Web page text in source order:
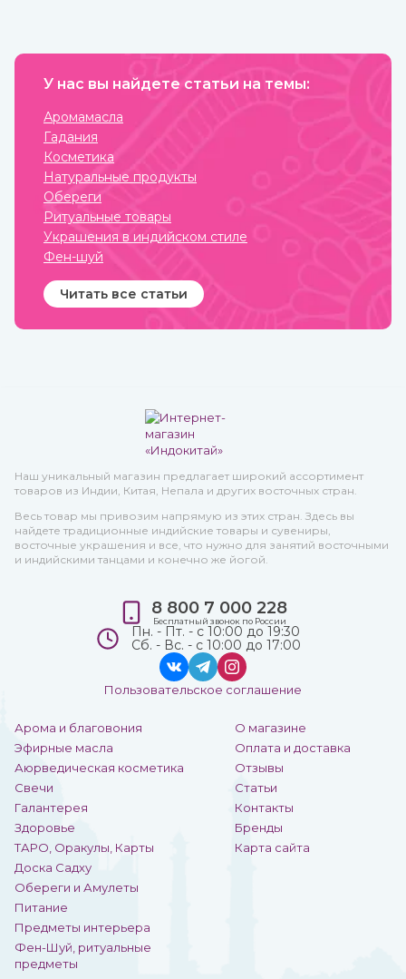
напитают, увлажнят и
не вступает в реакцию с
пригодным в течение
У нас вы найдете статьи на темы:
Аромамасла
Гадания
Косметика
Натуральные продукты
Обереги
Ритуальные товары
Украшения в индийском стиле
Фен-шуй
Читать все статьи
Наш уникальный магазин предлагает широкий ассортимент
товаров из Индии, Китая, Непала и других восточных стран.
Весь товар мы привозим напрямую из этих стран. Здесь вы
найдете традиционные индийские товары и сувениры,
восточные украшения и все, что нужно для занятий восточными
и индийскими танцами и конечно же йогой.
Арома и благовония
Эфирные масла
Аюрведическая косметика
Свечи
Галантерея
Здоровье
ТАРО, Оракулы, Карты
Доска Садху
Обереги и Амулеты
Питание
Предметы интерьера
Фен-Шуй, ритуальные
предметы
О магазине
Оплата и доставка
Отзывы
Статьи
Контакты
Бренды
Карта сайта
8 800 7 000 228
Бесплатный звонок по России
Пн. - Пт. - с 10:00 до 19:30
Сб. - Вс. - с 10:00 до 17:00
Пользовательское соглашение